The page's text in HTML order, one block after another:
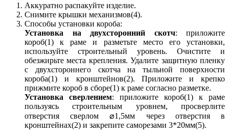
Аккуратно распакуйте изделие.
Снимите крышки механизмов(4).
Способы установки короба:
Установка на двухсторонний скотч: приложите
короб(1) к раме и разметьте место его установки,
используйте строительный уровень. Очистите и
обезжирьте места крепления. Удалите защитную пленку
с двухстороннего скотча на тыльной поверхности
короба(1) и кронштейнов(2). Приложите и крепко
прижмите короб в сборе(1) к раме согласно разметке.
Установка сверлением: приложите короб(1) к раме
пользуясь строительным уровнем, просверлите
отверстия сверлом ⌀1,5мм через отверстия в
кронштейнах(2) и закрепите саморезами 3*20мм(5).